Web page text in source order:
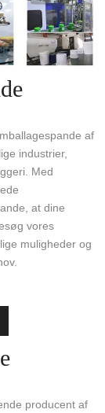
af
industrier,
Med
at dine
vores
muligheder og
producent af